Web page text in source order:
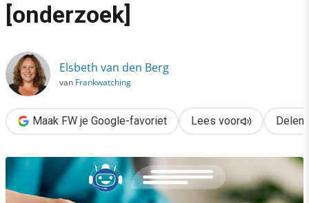
Zo ga je om met mis- en onbegrip bij chatbots [onderzoek]
[onderzoek]
Elsbeth van den Berg
van Frankwatching
Maak FW je Google-favoriet Lees voor Delen